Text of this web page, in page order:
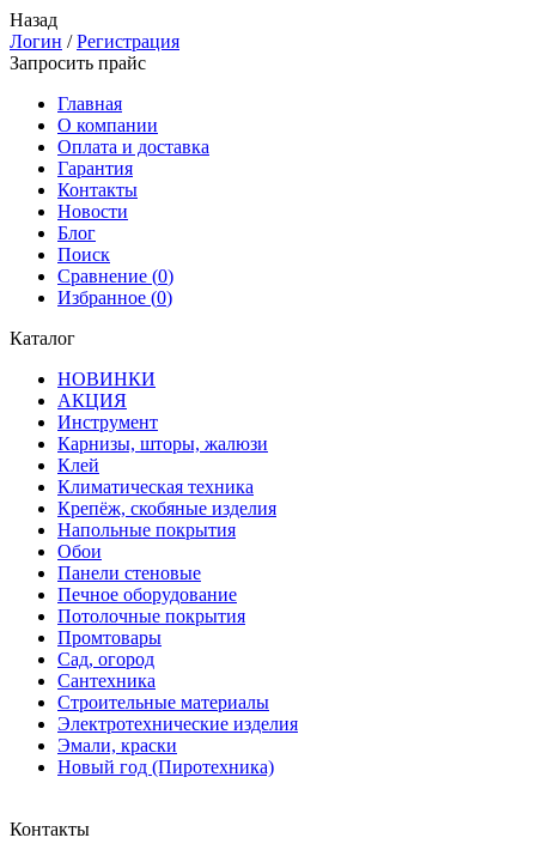
Назад
Логин /Регистрация
Запросить прайс
Главная
О компании
Оплата и доставка
Гарантия
Контакты
Новости
Блог
Поиск
Сравнение (0)
Избранное (0)
Каталог
НОВИНКИ
АКЦИЯ
Инструмент
Карнизы, шторы, жалюзи
Клей
Климатическая техника
Крепёж, скобяные изделия
Напольные покрытия
Обои
Панели стеновые
Печное оборудование
Потолочные покрытия
Промтовары
Сад, огород
Сантехника
Строительные материалы
Электротехнические изделия
Эмали, краски
Новый год (Пиротехника)
Контакты